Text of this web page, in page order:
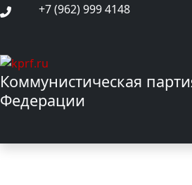
+7 (962) 999 4148
Коммунистическая
Федерации